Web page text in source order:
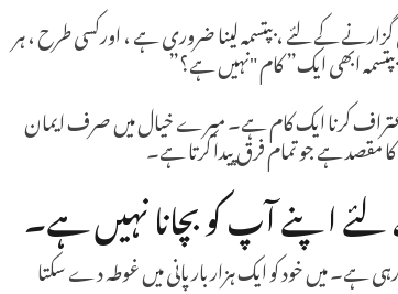
گزارنے کے لئے ، بپتسمہ لینا ضروری ہے ، اورکسی طرح ، ہر
بپتسمہ ابھی ایک” کام "نہیں ہے؟”
10 کی ہدایت کے طور پر اعتراف کرنا ایک کام ہے۔ میرے خیال میں صرف ایمان
مقصد ہے جو تمام فرق پیدا کرتا ہے۔
لئے اپنے آپ کو بچانا نہیں ہے۔
ہے۔ میں خود کو ایک ہزار بار پانی میں غوطہ دے سکتا